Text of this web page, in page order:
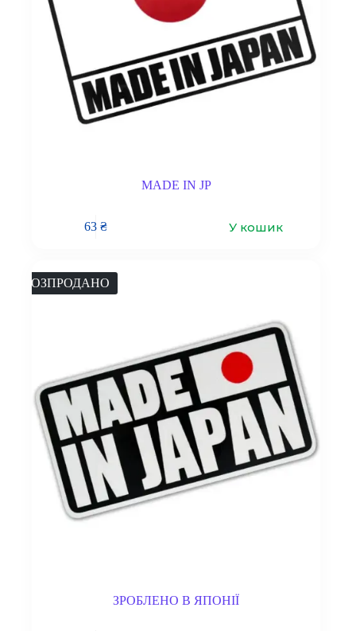
MADE IN JP
63₴ У кошик
РОЗПРОДАНО
ЗРОБЛЕНО В ЯПОНІЇ